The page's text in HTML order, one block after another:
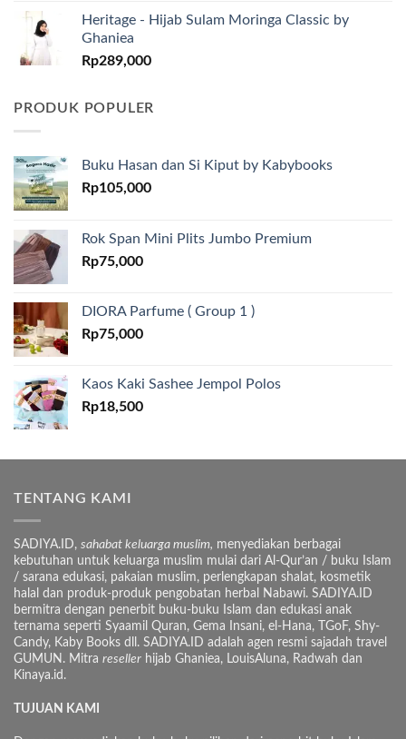
Heritage - Hijab Sulam Moringa Classic by
Ghaniea
Rp289,000
PRODUK POPULER
Buku Hasan dan Si Kiput by Kabybooks
Rp105,000
Rok Span Mini Plits Jumbo Premium
Rp75,000
DIORA Parfume ( Group 1 )
Rp75,000
Kaos Kaki Sashee Jempol Polos
Rp18,500
TENTANG KAMI
SADIYA.ID, sahabat keluarga muslim, menyediakan berbagai
kebutuhan untuk keluarga muslim mulai dari Al-Qur’an / buku Islam
/ sarana edukasi, pakaian muslim, perlengkapan shalat, kosmetik
halal dan produk-produk pengobatan herbal Nabawi. SADIYA.ID
bermitra dengan penerbit buku-buku Islam dan edukasi anak
ternama seperti Syaamil Quran, Gema Insani, el-Hana, TGoF, Shy-
Candy, Kaby Books dll. SADIYA.ID adalah agen resmi sajadah travel
GUMUN. Mitra reseller hijab Ghaniea, LouisAluna, Radwah dan
Kinaya.id.
TUJUAN KAMI